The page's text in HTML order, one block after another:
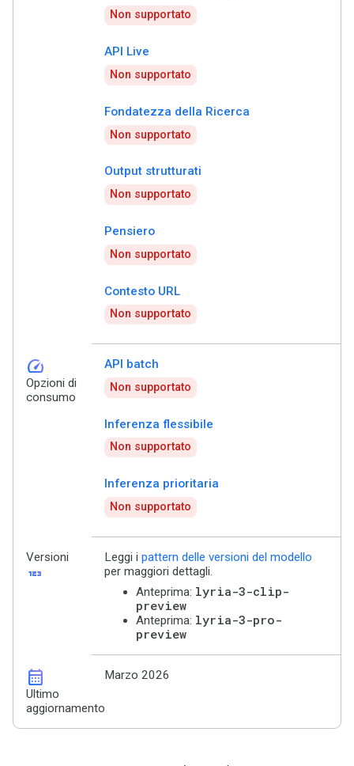
Non supportato
API Live
Non supportato
Fondatezza della Ricerca
Non supportato
Output strutturati
Non supportato
Pensiero
Non supportato
Contesto URL
Non supportato
speed
Opzioni di
consumo
API batch
Non supportato
Inferenza flessibile
Non supportato
Inferenza prioritaria
Non supportato
Versioni
123
Leggi i pattern delle versioni del modello
per maggiori dettagli.
Anteprima: lyria-3-clip-
preview
Anteprima: lyria-3-pro-
preview
calendar_month
Ultimo
aggiornamento
Marzo 2026